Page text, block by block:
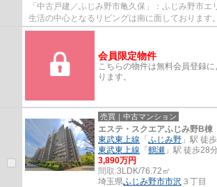
「中古戸建／ふじみ野市亀久保」：ふじみ野市エ
生活の中心となるリビングは南に面しております
です。木の持つ風合いや自然な暖かみが魅...
会員限定物件
こちらの物件は無料会員登録
ります。
売買｜中古マンション
エステ・スクエアふじみ野B棟
東武東上線 「 ふじみ野 」駅 徒
東武東上線 「 鶴瀬 」駅 徒歩28
3,890万円
間取:3LDK/76.72㎡
埼玉県ふじみ野市市沢 ３丁目